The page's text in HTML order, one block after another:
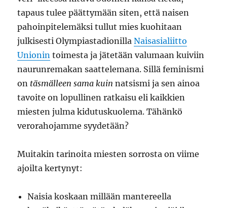
tapaus tulee päättymään siten, että naisen
pahoinpitelemäksi tullut mies kuohitaan
julkisesti OlympiastadionillaNaisasialiitto
Unionin toimesta ja jätetään valumaan kuiviin
naurunremakan saattelemana. Sillä feminismi
on täsmälleen sama kuin natsismi ja sen ainoa
tavoite on lopullinen ratkaisu eli kaikkien
miesten julma kidutuskuolema. Tähänkö
verorahojamme syydetään?
Muitakin tarinoita miesten sorrosta on viime
ajoilta kertynyt:
Naisia koskaan millään mantereella